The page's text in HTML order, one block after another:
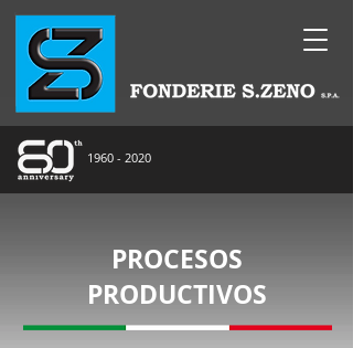
1960 - 2020
PROCESOS
PRODUCTIVOS